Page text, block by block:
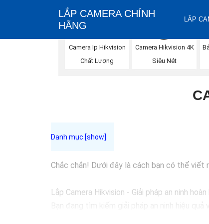
LẮP CAMERA CHÍNH
HÃNG
LẮP
Camera Ip Hikvision
Chất Lượng
Camera Hikvision 4K
Siêu Nét
Chắc chắn! Dưới đây là cách bạn có thể viết
Lắp Camera Hikvision - Giải pháp an ninh hoàn
đầu trong lĩnh vực an ninh và giám sát. Với